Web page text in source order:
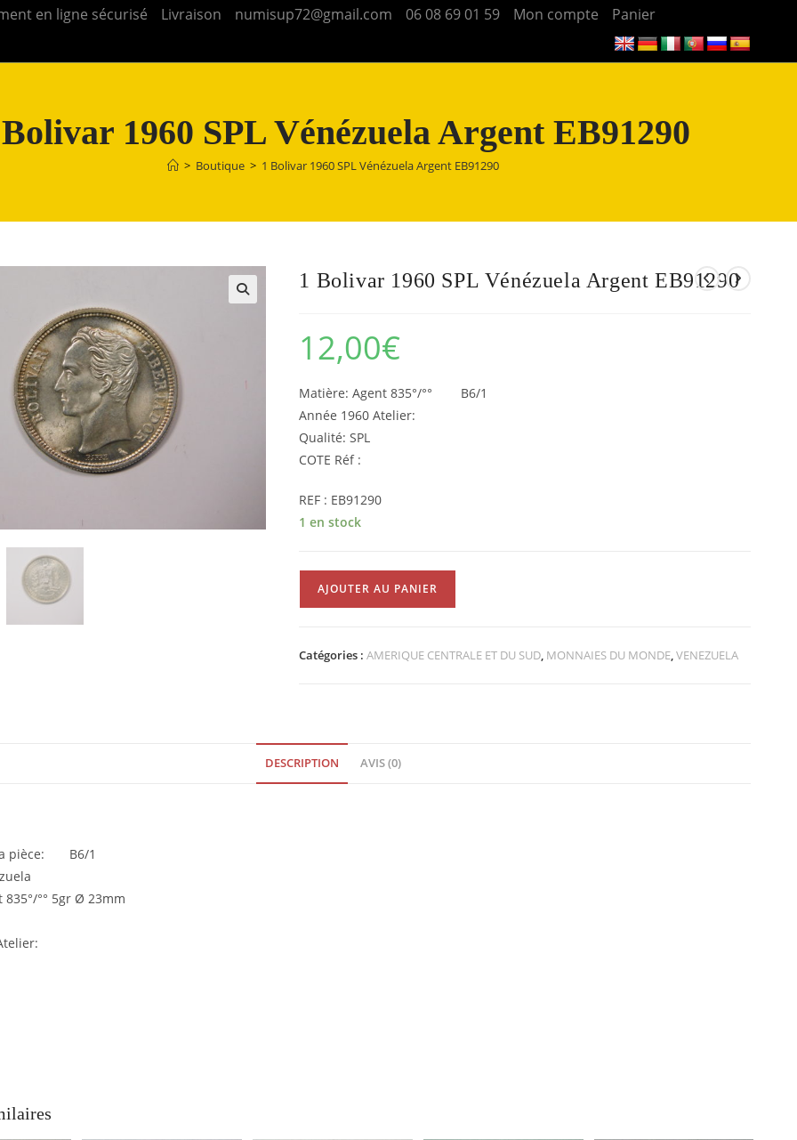
en ligne sécurisé Livraison numisup72@gmail.com 06 08 69 01 59 Mon compte Panier
1960 SPL Vénézuela Argent EB91290
> Boutique > 1 Bolivar 1960 SPL Vénézuela Argent EB91290
1 Bolivar 1960 SPL Vénézuela Argent EB91290
12,00€
Matière: Agent 835°/°° B6/1
Année 1960 Atelier:
Qualité: SPL
COTE Réf :
REF : EB91290
1 en stock
Bolivar
EB91290
AJOUTER AU PANIER
Catégories :AMERIQUE CENTRALE ET DU SUD, MONNAIES DU MONDE,VENEZUELA
DESCRIPTION AVIS (0)
pièce: B6/1
835°/°° 5gr Ø 23mm